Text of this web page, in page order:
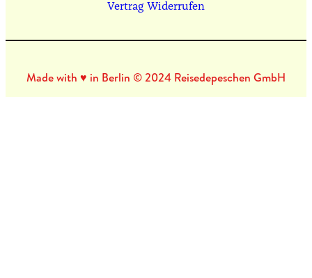
Vertrag Widerrufen
Made with ♥ in Berlin © 2024 Reisedepeschen GmbH